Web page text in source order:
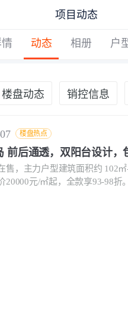
项目动态
动态 相册 户
楼盘动态 销控信息
楼盘热点
前后通透，双阳台设计，
售，主力户型建筑面积约 102
20000元/㎡起，全款享93-98折。